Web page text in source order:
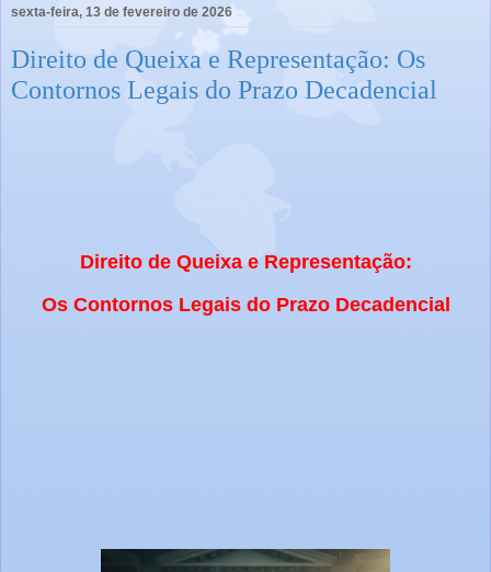
sexta-feira, 13 de fevereiro de 2026
Direito de Queixa e Representação: Os
Contornos Legais do Prazo Decadencial
Direito de Queixa e Representação:
Os Contornos Legais do Prazo Decadencial